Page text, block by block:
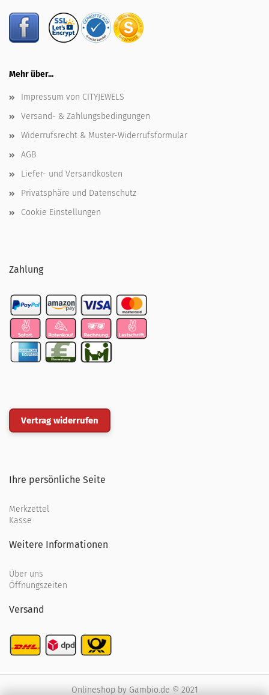
Mehr über...
Impressum von CITYJEWELS
Versand- & Zahlungsbedingungen
Widerrufsrecht & Muster-Widerrufsformular
AGB
Liefer- und Versandkosten
Privatsphäre und Datenschutz
Cookie Einstellungen
Zahlung
Vertrag widerrufen
Ihre persönliche Seite
Merkzettel
Kasse
Weitere Informationen
Über uns
Öffnungszeiten
Versand
Onlineshopby Gambio.de © 2021